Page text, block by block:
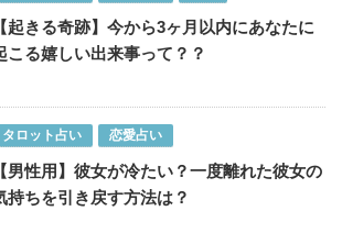
【起きる奇跡】今から3ヶ月以内にあなたに
こる嬉しい出来事って？？
タロット占い 恋愛占い
【男性用】彼女が冷たい？一度離れた彼女の
持ちを引き戻す方法は？